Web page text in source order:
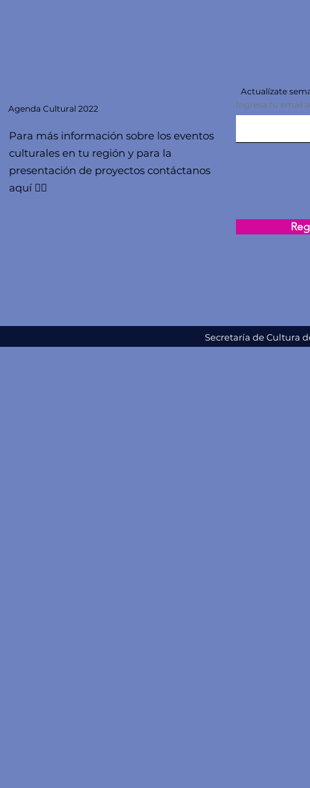
Agenda Cultural 2022
Para más información sobre los eventos
culturales en tu región y para la
presentación de proyectos contáctanos
aquí 👇🏻
Actualízate
Ingresa tu email
Secretaría de Cultura